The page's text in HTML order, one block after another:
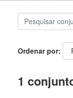
Ordenar por
1